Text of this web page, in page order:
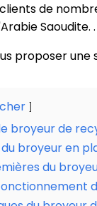
de
Saoudite. .
proposer
broyeur de
broyeur en
du